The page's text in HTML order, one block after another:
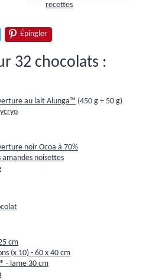
recettes
Épingler
32 chocolats :
au lait Alunga™ (450 g + 50 g)
noir Ocoa à 70%
noisettes
cm
(x 10) - 60 x 40 cm
- lame 30 cm